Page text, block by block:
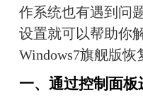
作系统也有遇到问
设置就可以帮助你
Windows7旗舰版恢
一、通过控制面